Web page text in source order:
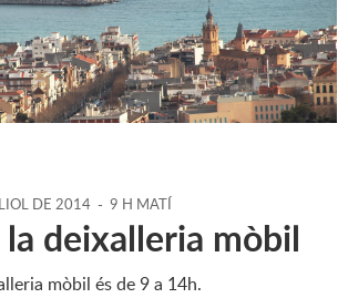
> Medi Ambient > Agenda > 26-07-
DE 2014 - 9 H MATÍ
deixalleria mòbil
mòbil és de 9 a 14h.